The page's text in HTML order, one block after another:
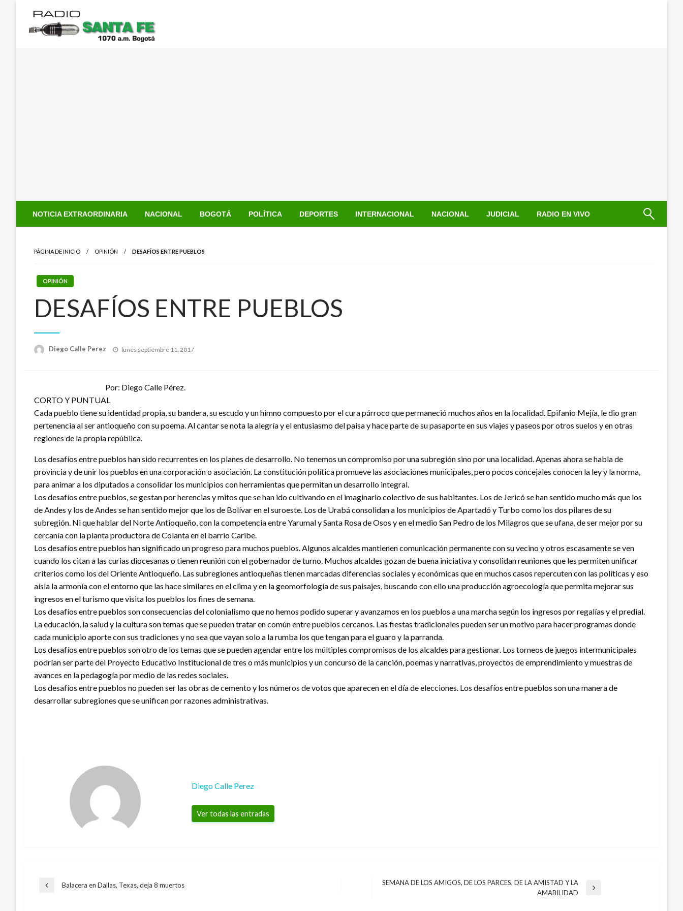
contenido
NOTICIA EXTRAORDINARIA NACIONAL BOGOTÁ POLÍTICA DEPORTES INTERNACIONAL NACIONAL JUDICIAL RADIO EN VIVO
PÁGINA DE INICIO OPINIÓN DESAFÍOS ENTRE PUEBLOS
OPINIÓN
DESAFÍOS ENTRE PUEBLOS
Diego Calle Perez
Publicado
lunes septiembre 11, 2017
Por: Diego Calle Pérez.
CORTO Y PUNTUAL
Cada pueblo tiene su identidad propia, su bandera, su escudo y un himno compuesto por el cura párroco que permaneció muchos años en la localidad. Epifanio Mejía, le dio gran
pertenencia al ser antioqueño con su poema. Al cantar se nota la alegría y el entusiasmo del paisa y hace parte de su pasaporte en sus viajes y paseos por otros suelos y en otras
regiones de la propia república.
Los desafíos entre pueblos han sido recurrentes en los planes de desarrollo. No tenemos un compromiso por una subregión sino por una localidad. Apenas ahora se habla de
provincia y de unir los pueblos en una corporación o asociación. La constitución política promueve las asociaciones municipales, pero pocos concejales conocen la ley y la norma,
para animar a los diputados a consolidar los municipios con herramientas que permitan un desarrollo integral.
Los desafíos entre pueblos, se gestan por herencias y mitos que se han ido cultivando en el imaginario colectivo de sus habitantes. Los de Jericó se han sentido mucho más que los
de Andes y los de Andes se han sentido mejor que los de Bolívar en el suroeste. Los de Urabá consolidan a los municipios de Apartadó y Turbo como los dos pilares de su
subregión. Ni que hablar del Norte Antioqueño, con la competencia entre Yarumal y Santa Rosa de Osos y en el medio San Pedro de los Milagros que se ufana, de ser mejor por su
cercanía con la planta productora de Colanta en el barrio Caribe.
Los desafíos entre pueblos han significado un progreso para muchos pueblos. Algunos alcaldes mantienen comunicación permanente con su vecino y otros escasamente se ven
cuando los citan a las curias diocesanas o tienen reunión con el gobernador de turno. Muchos alcaldes gozan de buena iniciativa y consolidan reuniones que les permiten unificar
criterios como los del Oriente Antioqueño. Las subregiones antioqueñas tienen marcadas diferencias sociales y económicas que en muchos casos repercuten con las políticas y eso
aísla la armonía con el entorno que las hace similares en el clima y en la geomorfología de sus paisajes, buscando con ello una producción agroecología que permita mejorar sus
ingresos en el turismo que visita los pueblos los fines de semana.
Los desafíos entre pueblos son consecuencias del colonialismo que no hemos podido superar y avanzamos en los pueblos a una marcha según los ingresos por regalías y el predial.
La educación, la salud y la cultura son temas que se pueden tratar en común entre pueblos cercanos. Las fiestas tradicionales pueden ser un motivo para hacer programas donde
cada municipio aporte con sus tradiciones y no sea que vayan solo a la rumba los que tengan para el guaro y la parranda.
Los desafíos entre pueblos son otro de los temas que se pueden agendar entre los múltiples compromisos de los alcaldes para gestionar. Los torneos de juegos intermunicipales
podrían ser parte del Proyecto Educativo Institucional de tres o más municipios y un concurso de la canción, poemas y narrativas, proyectos de emprendimiento y muestras de
avances en la pedagogía por medio de las redes sociales.
Los desafíos entre pueblos no pueden ser las obras de cemento y los números de votos que aparecen en el día de elecciones. Los desafíos entre pueblos son una manera de
desarrollar subregiones que se unifican por razones administrativas.
Diego Calle Perez
Ver todas las entradas
Navegación
Entrada
Balacera en Dallas, Texas, deja 8 muertos
SEMANA DE LOS AMIGOS, DE LOS PARCES, DE LA AMISTAD Y LA
AMABILIDAD